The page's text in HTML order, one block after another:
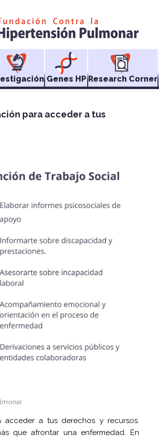
Genes HP Research Corner
para acceder a tus
acceder a tus derechos y recursos.
que afrontar una enfermedad. En